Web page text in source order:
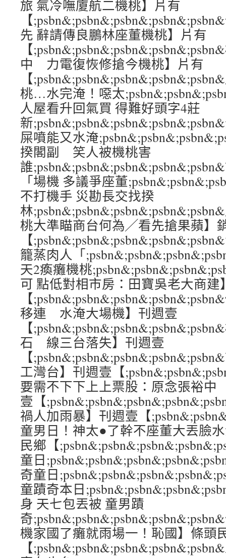
旅 氣冷嘸廈航二機桃】片有
【
先 辭請傳良鵬林座董機桃】片有
【
中 力電復恢修搶今機桃】片有
【
桃…水完淹！噁太
人屋看升回氣買 得難好頭字4莊
新
屎噴能又水淹
揆閣副 笑人被機桃害
誰
「場機 多議爭座董
不打機手 災勘長交找揆
林
桃大準瞄商台何為╱看先搶果蘋】
【
籠蒸肉人「
天2瘓癱機桃
可 點低對相市房：田寶吳老大商建
【
移連 水淹大場機】刊週壹
【
石 線三台落失】刊週壹
【
工灣台】刊週壹【
要需不下下上上票股：原念張裕
壹【
禍人加雨暴】刊週壹【
童男日！神太●了幹不座董大丟臉
民鄉【
童日
奇童日
童蹟奇本日
身 天七包丟被 童男蹟
奇
機家國了癱就雨場一！恥國】條頭
【